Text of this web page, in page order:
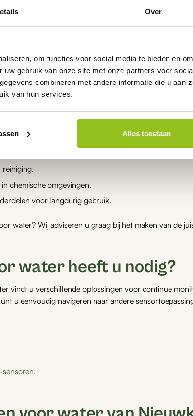
Over
om functies voor social media te bieden en
gebruik van onze site met onze partners voor
combineren met andere informatie die u aan
van hun services.
Alles toestaan
de
voor water
en snelle responstijd. De sensoren zijn
langdurig gebruik in vloeistoffen. Robuuste
levensduur.
voor water kopen
voor uw toepassing.
reiniging.
chemische omgevingen.
voor langdurig gebruik.
water? Wij adviseren u graag bij het maken van de
water heeft u nodig?
vindt u verschillende oplossingen voor continue
u eenvoudig navigeren naar andere
sensoren.